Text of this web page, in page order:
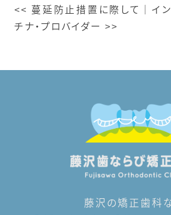
<< 蔓延防止措置に際して ｜ イ
チナ・プロバイダー>>
藤沢の矯正歯科